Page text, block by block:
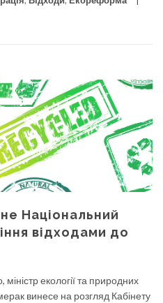
Національний
відходами до
міністр екології та природних
винесе на розгляд Кабінету